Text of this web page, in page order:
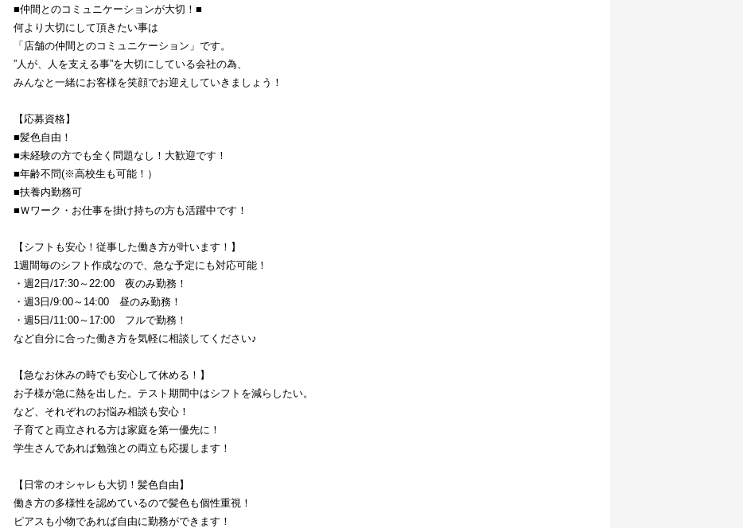
■仲間とのコミュニケーションが大切！■
何より大切にして頂きたい事は
「店舗の仲間とのコミュニケーション」です。
”人が、人を支える事”を大切にしている会社の為、
みんなと一緒にお客様を笑顔でお迎えしていきましょう！
【応募資格】
■髪色自由！
■未経験の方でも全く問題なし！大歓迎です！
■年齢不問(※高校生も可能！）
■扶養内勤務可
■Ｗワーク・お仕事を掛け持ちの方も活躍中です！
【シフトも安心！従事した働き方が叶います！】
1週間毎のシフト作成なので、急な予定にも対応可能！
・週2日/17:30～22:00　夜のみ勤務！
・週3日/9:00～14:00　昼のみ勤務！
・週5日/11:00～17:00　フルで勤務！
など自分に合った働き方を気軽に相談してください♪
【急なお休みの時でも安心して休める！】
お子様が急に熱を出した。テスト期間中はシフトを減らしたい。
など、それぞれのお悩み相談も安心！
子育てと両立される方は家庭を第一優先に！
学生さんであれば勉強との両立も応援します！
【日常のオシャレも大切！髪色自由】
働き方の多様性を認めているので髪色も個性重視！
ピアスも小物であれば自由に勤務ができます！